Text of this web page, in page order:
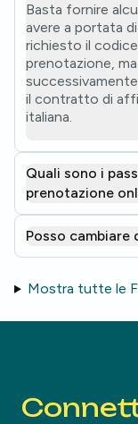
Basta fornire
avere a portata
richiesto il
prenotazione,
il contratto di
italiana.
Quali sono i
prenotazione
Posso
Mostra tutte le